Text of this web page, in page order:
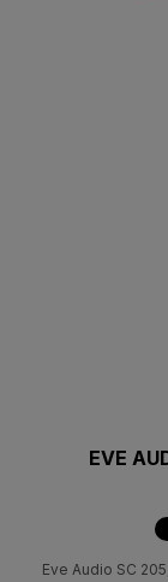
EVE
Eve Audio SC